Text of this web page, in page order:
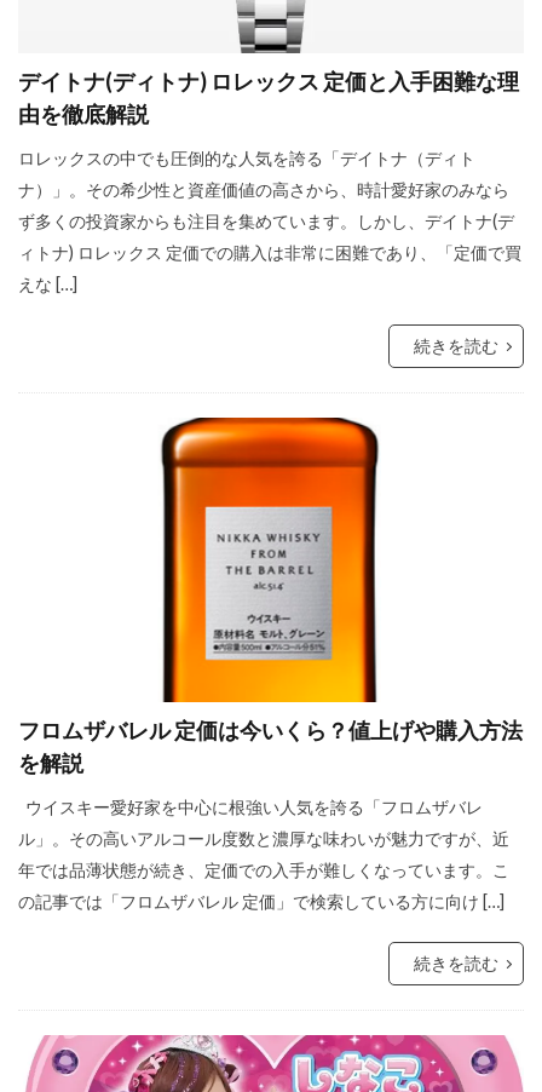
デイトナ(ディトナ) ロレックス 定価と入手困難な理
由を徹底解説
ロレックスの中でも圧倒的な人気を誇る「デイトナ（ディト
ナ）」。その希少性と資産価値の高さから、時計愛好家のみなら
ず多くの投資家からも注目を集めています。しかし、デイトナ(デ
ィトナ) ロレックス 定価での購入は非常に困難であり、「定価で買
えな […]
続きを読む
フロムザバレル 定価は今いくら？値上げや購入方法
を解説
ウイスキー愛好家を中心に根強い人気を誇る「フロムザバレ
ル」。その高いアルコール度数と濃厚な味わいが魅力ですが、近
年では品薄状態が続き、定価での入手が難しくなっています。こ
の記事では「フロムザバレル 定価」で検索している方に向け […]
続きを読む